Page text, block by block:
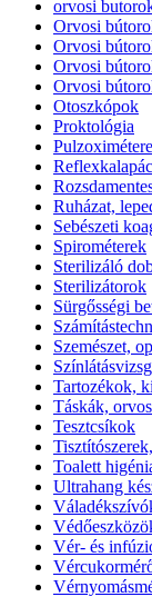
orvosi
Orvosi
Orvosi
Orvosi
Orvosi
Otoszkópok
Proktológia
Ruházat,
Sebészeti
Spirométerek
Sterilizáló
Sterilizátorok
Sürgősségi
Szemészet,
Tartozékok,
Táskák,
Tesztcsíkok
Toalett
Ultrahang
Vér- és